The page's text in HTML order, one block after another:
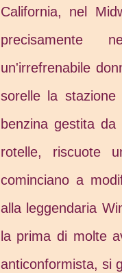
California, nel
precisamente
un'irrefrenabile
sorelle la
benzina gestita
rotelle, riscuote
cominciano a
alla leggendaria
la prima di molte
anticonformista, si